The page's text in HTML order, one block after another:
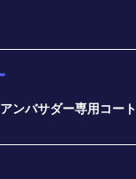
アンバサダー専用コート